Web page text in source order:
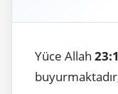
Yüce Allah